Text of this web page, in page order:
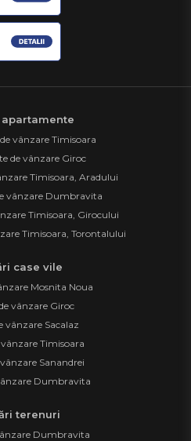
apartamente
vânzare Timisoara
de vânzare Giroc
Timisoara, Aradului
vânzare Dumbravita
Timisoara, Girocului
Timisoara, Torontalului
case vile
Mosnita Noua
vânzare Giroc
vânzare Sacalaz
vânzare Timisoara
vânzare Sanandrei
Dumbravita
terenuri
Dumbravita